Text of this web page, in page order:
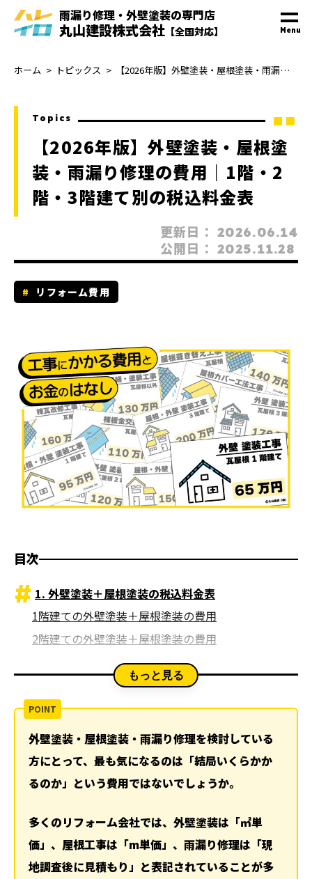
雨漏り修理・外壁塗装の専門店
丸山建設株式会社 【全国対応】 Menu
ホーム トピックス 【2026年版】外壁塗装・屋根塗装・雨漏り修理の費用｜1階・2階・3階建て別の税込料金表
Topics
【2026年版】外壁塗装・屋根塗
装・雨漏り修理の費用｜1階・2
階・3階建て別の税込料金表
更新日：2026.06.14
公開日：2025.11.28
リフォーム費用
目次
もっと見る
1. 外壁塗装＋屋根塗装の税込料金表
1階建ての外壁塗装＋屋根塗装の費用
2階建ての外壁塗装＋屋根塗装の費用
3階建ての外壁塗装＋屋根塗装の費用
2. 外壁塗装のみの税込料金表
1階建ての外壁塗装のみの費用
2階建ての外壁塗装のみの費用
3階建ての外壁塗装のみの費用
3. 雨漏り修理・屋根工事の税込料金表
2階建ての棟瓦改修工事の費用
3階建ての棟瓦漆喰修繕工事の費用
1階建ての屋根カバー工法工事の費用
外壁塗装・屋根塗装・雨漏り修理を検討している
方にとって、最も気になるのは「結局いくらかか
るのか」という費用ではないでしょうか。
多くのリフォーム会社では、外壁塗装は「㎡単
価」、屋根工事は「m単価」、雨漏り修理は「現
地調査後に見積もり」と表記されていることが多